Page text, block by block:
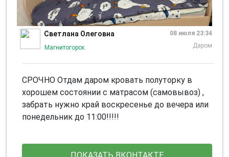
Светлана Олеговна
Магнитогорск
08 июля 23:34
Даром
СРОЧНО Отдам даром кровать полуторку в
хорошем состоянии с матрасом (самовывоз) ,
забрать нужно край воскресенье до вечера или
понедельник до 11:00!!!!!